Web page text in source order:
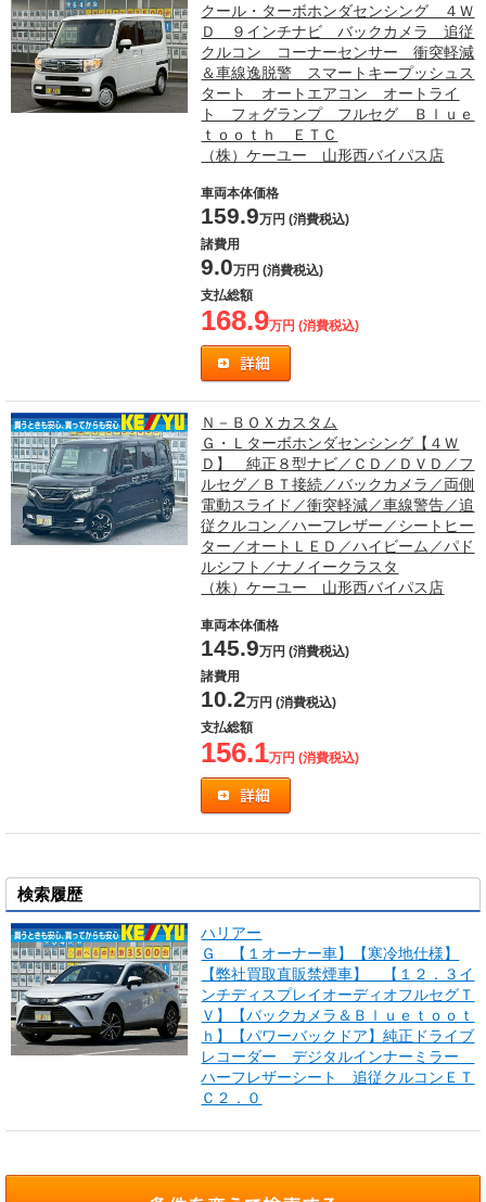
クール・ターボホンダセンシング ４Ｗ
Ｄ ９インチナビ バックカメラ 追従
クルコン コーナーセンサー 衝突軽減
＆車線逸脱警 スマートキープッシュス
タート オートエアコン オートライ
ト フォグランプ フルセグ Ｂｌｕｅ
ｔｏｏｔｈ ＥＴＣ
（株）ケーユー 山形西バイパス店
車両本体価格
159.9万円 (消費税込)
諸費用
9.0万円 (消費税込)
支払総額
168.9万円 (消費税込)
Ｎ－ＢＯＸカスタム
Ｇ・Ｌターボホンダセンシング【４Ｗ
Ｄ】 純正８型ナビ／ＣＤ／ＤＶＤ／フ
ルセグ／ＢＴ接続／バックカメラ／両側
電動スライド／衝突軽減／車線警告／追
従クルコン／ハーフレザー／シートヒー
ター／オートＬＥＤ／ハイビーム／パド
ルシフト／ナノイークラスタ
（株）ケーユー 山形西バイパス店
車両本体価格
145.9万円 (消費税込)
諸費用
10.2万円 (消費税込)
支払総額
156.1万円 (消費税込)
検索履歴
ハリアー
Ｇ 【１オーナー車】【寒冷地仕様】
【弊社買取直販禁煙車】 【１２．３イ
ンチディスプレイオーディオフルセグＴ
Ｖ】【バックカメラ＆Ｂｌｕｅｔｏｏｔ
ｈ】【パワーバックドア】純正ドライブ
レコーダー デジタルインナーミラー
ハーフレザーシート 追従クルコンＥＴ
Ｃ２．０